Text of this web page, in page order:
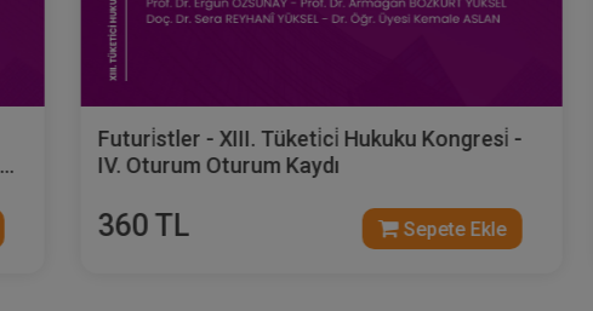
Futuri̇stler - XIII. Tüketi̇ci̇ Hukuku Kongresi̇ -
IV. Oturum Oturum Kaydı
360 TL Sepete Ekle